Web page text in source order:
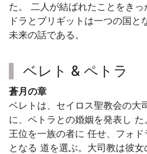
た。 二人が結ばれたことをき
ドラとブリギットは一つの国と
未来の話である。
ベレト & ペトラ
蒼月の章
ベレトは、セイロス聖教会の大
に、ペトラとの婚姻を発表し
王位を一族の者に 任せ、フォ
となる 道を選ぶ。大司教は彼